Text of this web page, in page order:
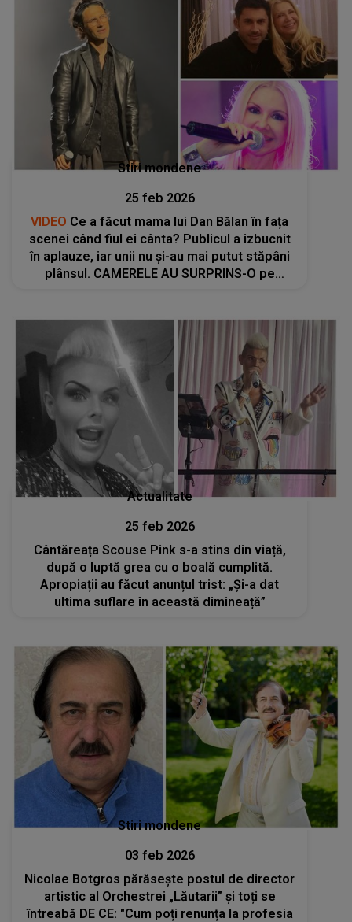
Stiri mondene
25 feb 2026
VIDEO Ce a făcut mama lui Dan Bălan în fața
scenei când fiul ei cânta? Publicul a izbucnit
în aplauze, iar unii nu și-au mai putut stăpâni
plânsul. CAMERELE AU SURPRINS-O pe
Actualitate
25 feb 2026
Cântăreața Scouse Pink s-a stins din viață,
după o luptă grea cu o boală cumplită.
Apropiații au făcut anunțul trist: „Și-a dat
ultima suflare în această dimineață”
Stiri mondene
03 feb 2026
Nicolae Botgros părăsește postul de director
artistic al Orchestrei „Lăutarii” și toți se
întreabă DE CE: "Cum poți renunța la profesia